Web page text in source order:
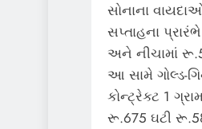
સોનાના
સપ્તાહના
અને નીચામાં
આ સામે ગોલ્ડ-
કોન્ટ્રેક્ટ 1
રૂ.675 ઘટી